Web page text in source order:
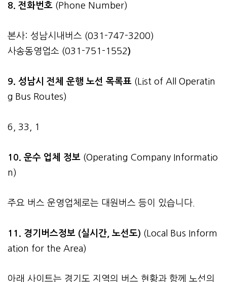
8. 전화번호 (Phone Number)
본사: 성남시내버스 (031-747-3200)
사송동영업소 (031-751-1552)
9. 성남시 전체 운행 노선 목록표 (List of All Operatin
g Bus Routes)
6, 33, 1
10. 운수 업체 정보 (Operating Company Informatio
n)
주요 버스 운영업체로는 대원버스 등이 있습니다.
11. 경기버스정보 (실시간, 노선도) (Local Bus Inform
ation for the Area)
아래 사이트는 경기도 지역의 버스 현황과 함께 노선의